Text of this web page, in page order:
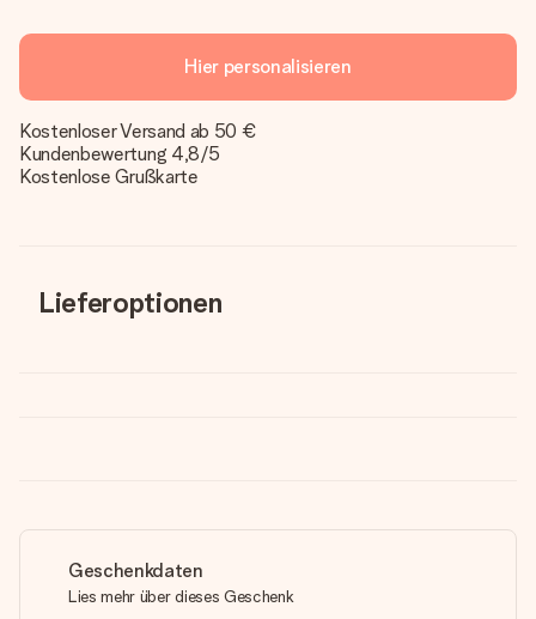
Hier personalisieren
Kostenloser Versand ab 50 €
Kundenbewertung 4,8/5
Kostenlose Grußkarte
Lieferoptionen
Geschenkdaten
Lies mehr über dieses Geschenk